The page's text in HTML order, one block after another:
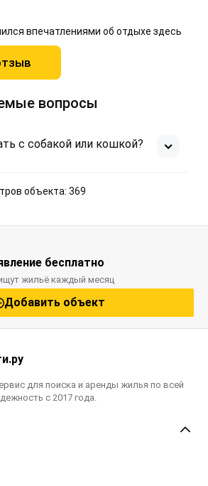
впечатлениями об отдыхе здесь
вопросы
с собакой или кошкой?
объекта: 369
бесплатно
жильё каждый месяц
Добавить объект
для поиска и аренды жилья по всей
с 2017 года.